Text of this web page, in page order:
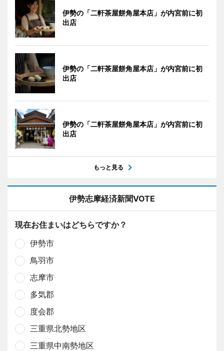
伊勢の「二軒茶屋餅角屋本店」が内宮前に初
出店
伊勢の「二軒茶屋餅角屋本店」が内宮前に初
出店
伊勢の「二軒茶屋餅角屋本店」が内宮前に初
出店
もっと見る
伊勢志摩経済新聞VOTE
現在お住まいはどちらですか？
伊勢市
鳥羽市
志摩市
多気郡
度会郡
三重県北勢地区
三重県中南勢地区